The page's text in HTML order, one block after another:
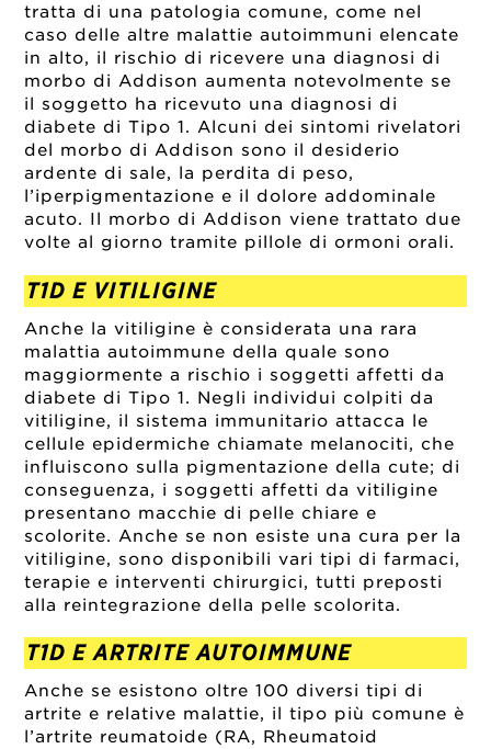
tratta di una patologia comune, come nel
caso delle altre malattie autoimmuni elencate
in alto, il rischio di ricevere una diagnosi di
morbo di Addison aumenta notevolmente se
il soggetto ha ricevuto una diagnosi di
diabete di Tipo 1. Alcuni dei sintomi rivelatori
del morbo di Addison sono il desiderio
ardente di sale, la perdita di peso,
l’iperpigmentazione e il dolore addominale
acuto. Il morbo di Addison viene trattato due
volte al giorno tramite pillole di ormoni orali.
T1D E VITILIGINE
Anche la vitiligine è considerata una rara
malattia autoimmune della quale sono
maggiormente a rischio i soggetti affetti da
diabete di Tipo 1. Negli individui colpiti da
vitiligine, il sistema immunitario attacca le
cellule epidermiche chiamate melanociti, che
influiscono sulla pigmentazione della cute; di
conseguenza, i soggetti affetti da vitiligine
presentano macchie di pelle chiare e
scolorite. Anche se non esiste una cura per la
vitiligine, sono disponibili vari tipi di farmaci,
terapie e interventi chirurgici, tutti preposti
alla reintegrazione della pelle scolorita.
T1D E ARTRITE AUTOIMMUNE
Anche se esistono oltre 100 diversi tipi di
artrite e relative malattie, il tipo più comune è
l’artrite reumatoide (RA, Rheumatoid